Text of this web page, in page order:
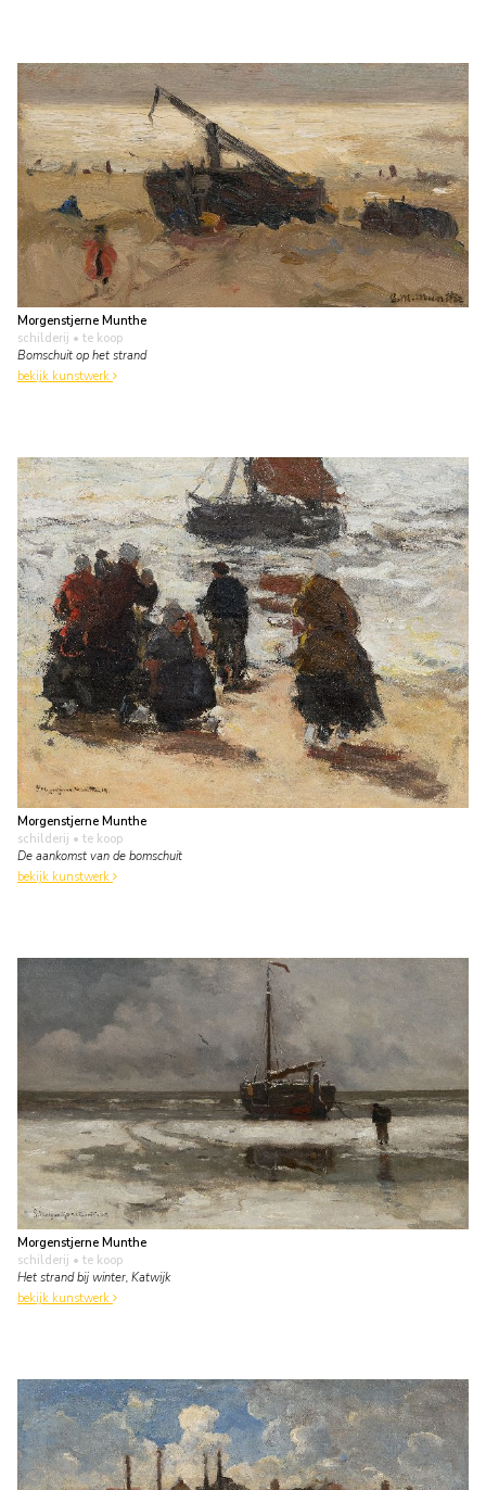
Morgenstjerne Munthe
schilderij • te koop
Bomschuit op het strand
bekijk kunstwerk
Morgenstjerne Munthe
schilderij • te koop
De aankomst van de bomschuit
bekijk kunstwerk
Morgenstjerne Munthe
schilderij • te koop
Het strand bij winter, Katwijk
bekijk kunstwerk